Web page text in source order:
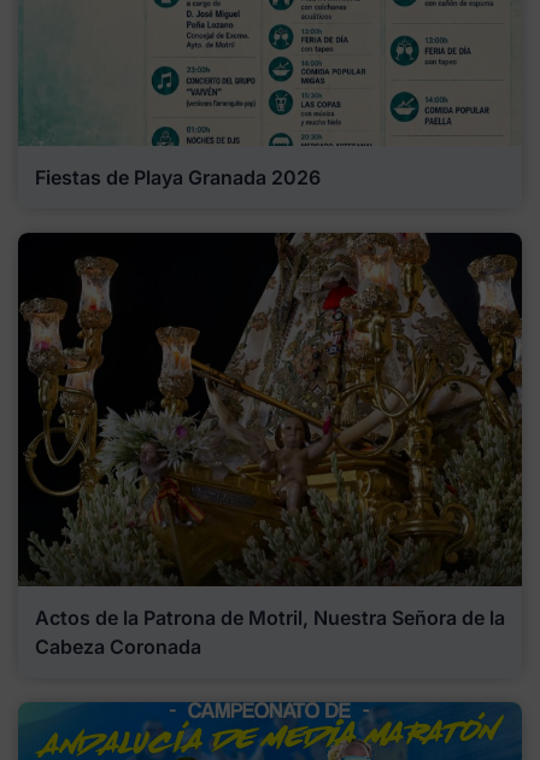
Fiestas de Playa Granada 2026
Actos de la Patrona de Motril, Nuestra Señora de la
Cabeza Coronada